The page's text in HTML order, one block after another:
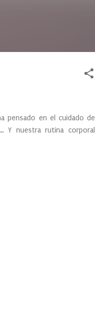
pensado en el cuidado de
Y nuestra rutina corporal